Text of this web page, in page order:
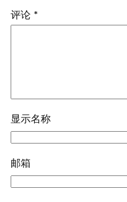
评论 *
显示名称
邮箱